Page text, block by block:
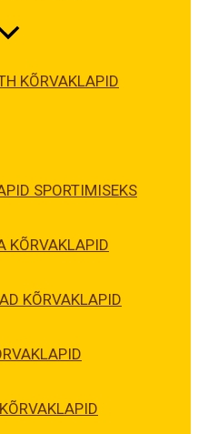
KÕRVAKLAPID
SPORTIMISEKS
KÕRVAKLAPID
KÕRVAKLAPID